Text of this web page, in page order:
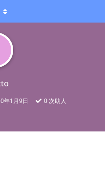
年1月9日 0 次助人